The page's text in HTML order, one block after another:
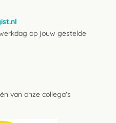
op jouw gestelde
van onze collega's